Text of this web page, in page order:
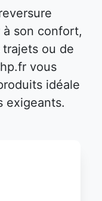
à son confort,
ou de
vous
idéale
exigeants.